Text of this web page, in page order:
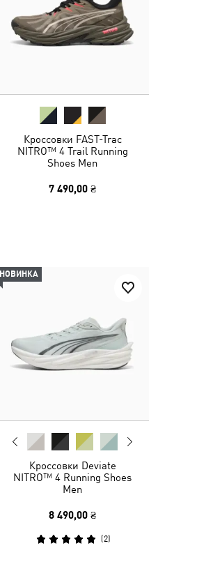
Кроссовки FAST-Trac
NITRO™ 4 Trail Running
Shoes Men
7 490,00 ₴
НОВИНКА
Кроссовки Deviate
NITRO™ 4 Running Shoes
Men
8 490,00 ₴
(2)